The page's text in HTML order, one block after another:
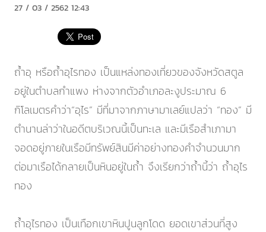
27 / 03 / 2562 12:43
ถ้ำอุ หรือถ้ำอุไรทอง เป็นแหล่งทองเที่ยวของจังหวัดสตูล
อยู่ในตำบลกำแพง ห่างจากตัวอำเภอละงูประมาณ 6
กิโลเมตรคำว่า“อุไร” มีที่มาจากภาษามาเลย์แปลว่า “ทอง” มี
ตำนานล่าว่าในอดีตบริเวณนี้เป็นทะเล และมีเรือสำเภามา
จอดอยู่ภายในเรือมีทรัพย์สินมีค่าอย่างทองคำจำนวนมาก
ต่อมาเรือได้กลายเป็นหินอยู่ในถ้ำ จึงเรียกว่าถ้ำนี้ว่า ถ้ำอุไร
ทอง
ถ้ำอุไรทอง เป็นเทือกเขาหินปูนลูกโดด ยอดเขาส่วนที่สูง